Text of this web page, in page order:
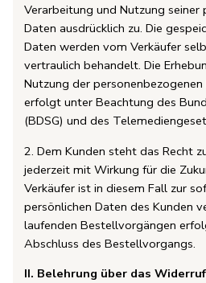
Verarbeitung und Nutzung seiner
Daten ausdrücklich zu. Die
Daten werden vom Verkäufer
vertraulich behandelt. Die
Nutzung der
erfolgt unter Beachtung des
(BDSG) und des
2. Dem Kunden steht das Recht
jederzeit mit Wirkung für die
Verkäufer ist in diesem Fall zur
persönlichen Daten des Kunden
laufenden Bestellvorgängen
Abschluss des Bestellvorgangs.
II. Belehrung über das